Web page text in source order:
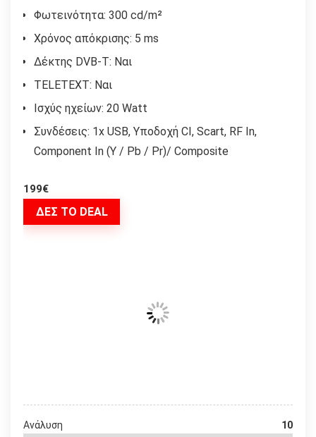
Φωτεινότητα: 300 cd/m²
Χρόνος απόκρισης: 5 ms
Δέκτης DVB-T: Ναι
TELETEXT: Ναι
Ισχύς ηχείων: 20 Watt
Συνδέσεις: 1x USB, Υποδοχή CI, Scart, RF In,
Component In (Y / Pb / Pr)/ Composite
199€
ΔΕΣ ΤΟ DEAL
Ανάλυση 10